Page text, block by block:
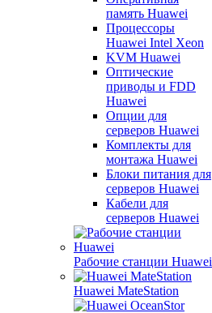
память Huawei
Процессоры
Huawei Intel Xeon
KVM Huawei
Оптические
приводы и FDD
Huawei
Опции для
серверов Huawei
Комплекты для
монтажа Huawei
Блоки питания для
серверов Huawei
Кабели для
серверов Huawei
Рабочие станции Huawei
Huawei MateStation